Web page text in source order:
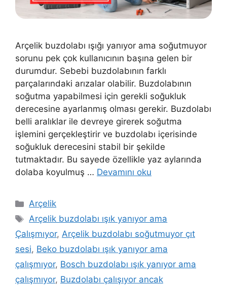
Arçelik buzdolabı ışığı yanıyor ama soğutmuyor
sorunu pek çok kullanıcının başına gelen bir
durumdur. Sebebi buzdolabının farklı
parçalarındaki arızalar olabilir. Buzdolabının
soğutma yapabilmesi için gerekli soğukluk
derecesine ayarlanmış olması gerekir. Buzdolabı
belli aralıklar ile devreye girerek soğutma
işlemini gerçekleştirir ve buzdolabı içerisinde
soğukluk derecesini stabil bir şekilde
tutmaktadır. Bu sayede özellikle yaz aylarında
dolaba koyulmuş … Devamını oku
Kategoriler
Arçelik
Etiketler
Arçelik buzdolabı ışık yanıyor ama
Çalışmıyor, Arçelik buzdolabı soğutmuyor çıt
sesi, Beko buzdolabı ışık yanıyor ama
çalışmıyor, Bosch buzdolabı ışık yanıyor ama
çalışmıyor, Buzdolabı çalışıyor ancak